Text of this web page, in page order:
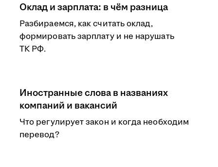
Оклад и зарплата: в чём разница
Разбираемся, как считать оклад,
формировать зарплату и не нарушать
ТК РФ.
Иностранные слова в названиях
компаний и вакансий
Что регулирует закон и когда необходим
перевод?